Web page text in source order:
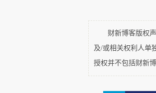
提供低价的商品，
这里Temu其
而是一个巨大的
财新博客版权声
及/或相关权利人单
授权并不包括财新